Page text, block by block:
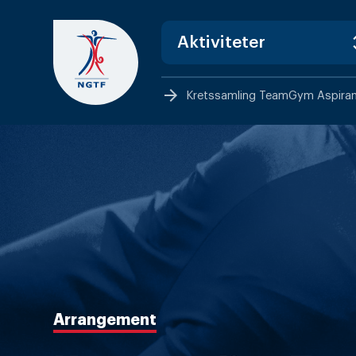
content
arrow_forward Kretssamling TeamGym
Arrangement